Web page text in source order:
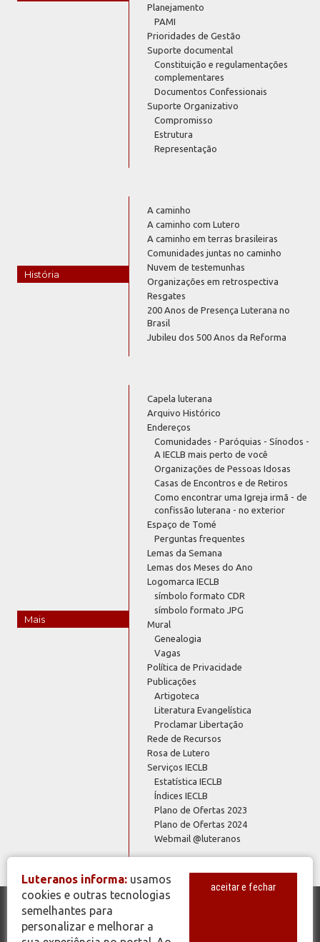
Planejamento
PAMI
Prioridades de Gestão
Suporte documental
Constituição e regulamentações
complementares
Documentos Confessionais
Suporte Organizativo
Compromisso
Estrutura
Representação
História
A caminho
A caminho com Lutero
A caminho em terras brasileiras
Comunidades juntas no caminho
Nuvem de testemunhas
Organizações em retrospectiva
Resgates
200 Anos de Presença Luterana no
Brasil
Jubileu dos 500 Anos da Reforma
Mais
Capela luterana
Arquivo Histórico
Endereços
Comunidades - Paróquias - Sínodos -
A IECLB mais perto de você
Organizações de Pessoas Idosas
Casas de Encontros e de Retiros
Como encontrar uma Igreja irmã - de
confissão luterana - no exterior
Espaço de Tomé
Perguntas frequentes
Lemas da Semana
Lemas dos Meses do Ano
Logomarca IECLB
símbolo formato CDR
símbolo formato JPG
Mural
Genealogia
Vagas
Política de Privacidade
Publicações
Artigoteca
Literatura Evangelística
Proclamar Libertação
Rede de Recursos
Rosa de Lutero
Serviços IECLB
Estatística IECLB
Índices IECLB
Plano de Ofertas 2023
Plano de Ofertas 2024
Webmail @luteranos
© Copyright 2026 - Todos os Direitos Reservados - IECLB - Igreja
Evangélica de Confissão Luterana no Brasil - Portal Luteranos -
Luteranos informa: usamos
cookies e outras tecnologias
semelhantes para
personalizar e melhorar a
aceitar e fechar